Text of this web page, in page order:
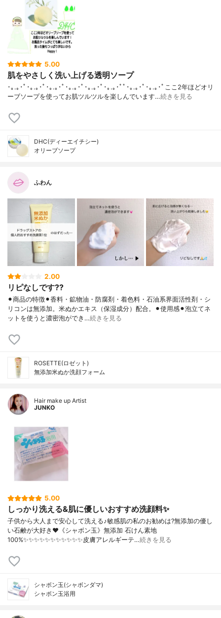
5.00
肌をやさしく洗い上げる透明ソープ
･｡.｡･ﾟ･｡.｡･ﾟ･｡.｡･ﾟ･｡.｡･ﾟ･｡.｡･ﾟ･｡.｡･ﾟﾟ･｡.｡･ﾟ･｡.｡･ﾟここ2年ほどオリ
ーブソープを使ってお肌ツルツルを楽しんでいます…続きを見る
DHC(ディーエイチシー)
オリーブソープ
ふわん
2.00
リピなしです??
⚫︎商品の特徴⚫︎香料・鉱物油・防腐剤・着色料・石油系界面活性剤・シ
リコンは無添加。米ぬかエキス（保湿成分）配合。⚫︎使用感⚫︎泡立てネ
ットを使うと濃密泡ができ…続きを見る
ROSETTE(ロゼット)
無添加米ぬか洗顔フォーム
Hair make up Artist
JUNKO
5.00
しっかり洗える&肌に優しいおすすめ洗顔料✨
子供から大人まで安心して洗える♪敏感肌の私のお勧めは?無添加の優し
い石鹸が大好き❤《シャボン玉》無添加 石けん素地
100%✨✨✨✨✨✨✨✨✨✨✨皮膚アレルギーテ…続きを見る
シャボン玉(シャボンダマ)
シャボン玉浴用